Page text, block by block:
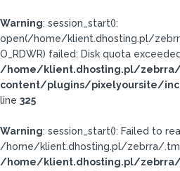
Warning: session_start():
open(/home/klient.dhosting.pl/
O_RDWR) failed: Disk quota
/home/klient.dhosting.pl/
content/plugins/pixelyoursite/
line 325
Warning: session_start(): Failed to
/home/klient.dhosting.pl/zebrra/
/home/klient.dhosting.pl/